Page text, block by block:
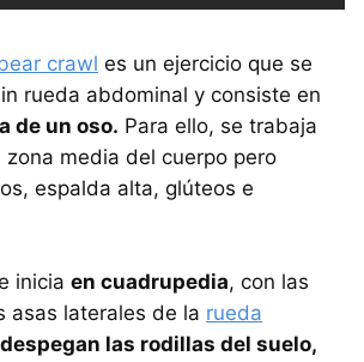
crawl es un ejercicio que se
rueda abdominal y consiste en
de un oso. Para ello, se trabaja
media del cuerpo pero
espalda alta, glúteos e
inicia en cuadrupedia, con las
asas laterales de la rueda
las rodillas del suelo,